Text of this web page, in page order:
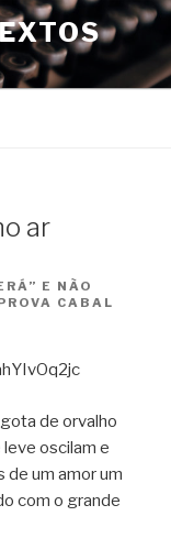
ar
E NÃO
CABAL
de orvalho
oscilam e
de um amor um
com o grande